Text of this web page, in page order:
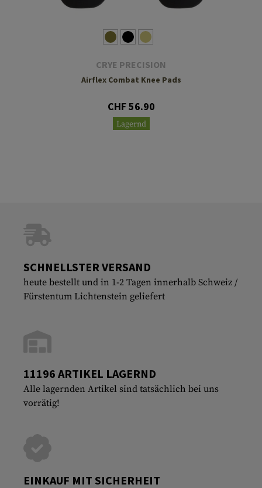
CRYE PRECISION
Airflex Combat Knee Pads
CHF 56.90
Lagernd
SCHNELLSTER VERSAND
heute bestellt und in 1-2 Tagen innerhalb Schweiz /
Fürstentum Lichtenstein geliefert
11196 ARTIKEL LAGERND
Alle lagernden Artikel sind tatsächlich bei uns
vorrätig!
EINKAUF MIT SICHERHEIT